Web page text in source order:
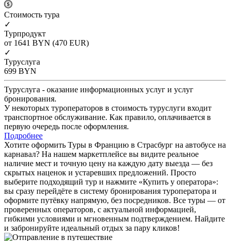
Cтоимость тура
✓
Турпродукт
от 1641 BYN (470 EUR)
✓
Туруслуга
699 BYN
Туруслуга - оказание информационных услуг и услуг
бронирования.
У некоторых туроператоров в стоимость туруслуги входит
транспортное обслуживание. Как правило, оплачивается в
первую очередь после оформления.
Подробнее
Хотите оформить Туры в Францию в Страсбург на автобусе на
карнавал? На нашем маркетплейсе вы видите реальное
наличие мест и точную цену на каждую дату выезда — без
скрытых наценок и устаревших предложений. Просто
выберите подходящий тур и нажмите «Купить у оператора»:
вы сразу перейдёте в систему бронирования туроператора и
оформите путёвку напрямую, без посредников. Все туры — от
проверенных операторов, с актуальной информацией,
гибкими условиями и мгновенным подтверждением. Найдите
и забронируйте идеальный отдых за пару кликов!